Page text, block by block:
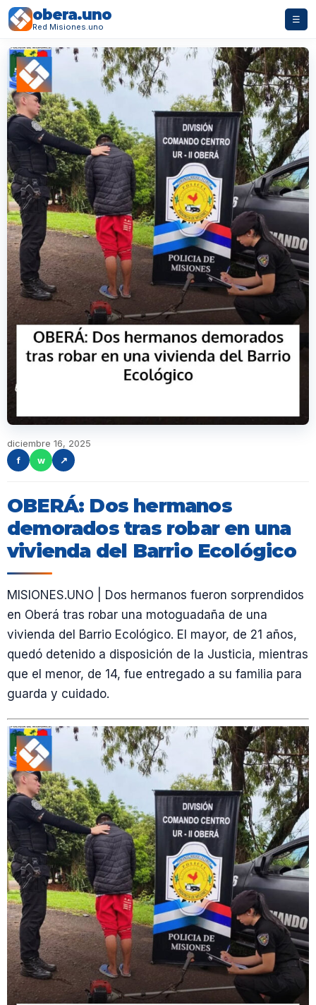
obera.uno
Red Misiones.uno
☰
diciembre 16, 2025
f
w ↗
OBERÁ: Dos hermanos
demorados tras robar en una
vivienda del Barrio Ecológico
MISIONES.UNO | Dos hermanos fueron sorprendidos
en Oberá tras robar una motoguadaña de una
vivienda del Barrio Ecológico. El mayor, de 21 años,
quedó detenido a disposición de la Justicia, mientras
que el menor, de 14, fue entregado a su familia para
guarda y cuidado.